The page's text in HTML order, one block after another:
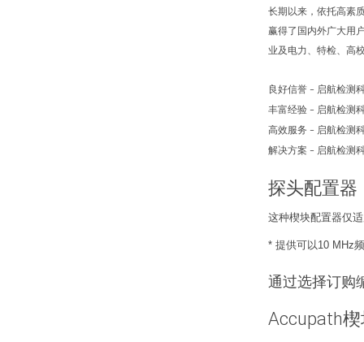
长期以来，依托高素
赢得了国内外广大用
业及电力、特检、高
良好信誉 – 启航检测
丰富经验 – 启航检测
高效服务 – 启航检测
解决方案 – 启航检测
探头配置器
这种楔块配置器仅
* 提供可以10 MHz
通过选择订购
Accupath